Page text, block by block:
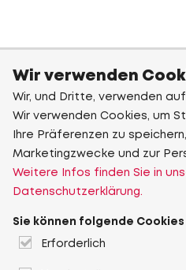
Wir verwenden
Wir, und Dritte, verwenden
Wir verwenden Cookies, um
Ihre Präferenzen zu
Marketingzwecke und zur
Weitere Infos finden Sie in
Datenschutzerklärung.
Sie können folgende
Erforderlich